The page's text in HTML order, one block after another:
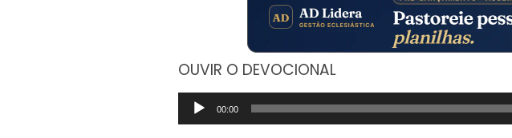
OUVIR O DEVOCIONAL
Tocador
de
00:00